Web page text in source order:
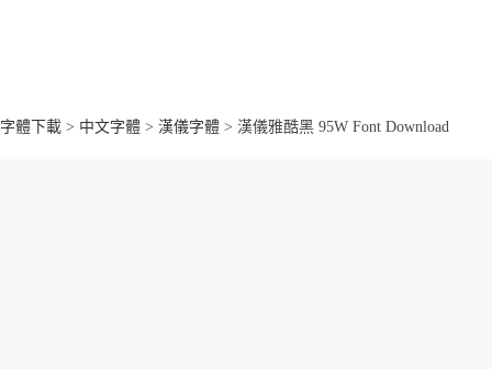
字體下載 > 中文字體 > 漢儀字體 > 漢儀雅酷黑 95W Font Download